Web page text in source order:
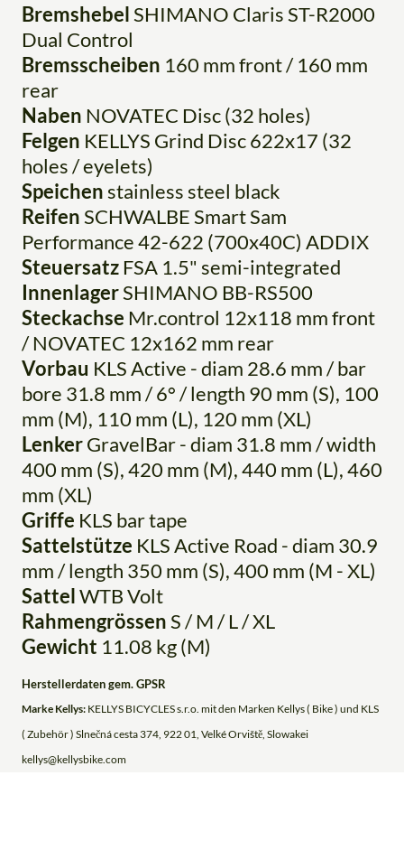
BremshebelSHIMANO Claris ST-R2000
Dual Control
Bremsscheiben 160 mm front / 160 mm
rear
Naben NOVATEC Disc (32 holes)
Felgen KELLYS Grind Disc 622x17 (32
holes / eyelets)
Speichenstainless steel black
ReifenSCHWALBE Smart Sam
Performance 42-622 (700x40C) ADDIX
Steuersatz FSA 1.5" semi-integrated
InnenlagerSHIMANO BB-RS500
Steckachse Mr.control 12x118 mm front
/ NOVATEC 12x162 mm rear
Vorbau KLS Active - diam 28.6 mm / bar
bore 31.8 mm / 6° / length 90 mm (S), 100
mm (M), 110 mm (L), 120 mm (XL)
LenkerGravelBar - diam 31.8 mm / width
400 mm (S), 420 mm (M), 440 mm (L), 460
mm (XL)
Griffe KLS bar tape
Sattelstütze KLS Active Road - diam 30.9
mm / length 350 mm (S), 400 mm (M - XL)
SattelWTB Volt
RahmengrössenS / M / L / XL
Gewicht 11.08 kg (M)
Herstellerdaten gem. GPSR
Marke Kellys: KELLYS BICYCLES s.r.o. mit den Marken Kellys ( Bike ) und KLS
( Zubehör ) Slnečná cesta 374, 922 01, Velké Orviště, Slowakei
kellys@kellysbike.com